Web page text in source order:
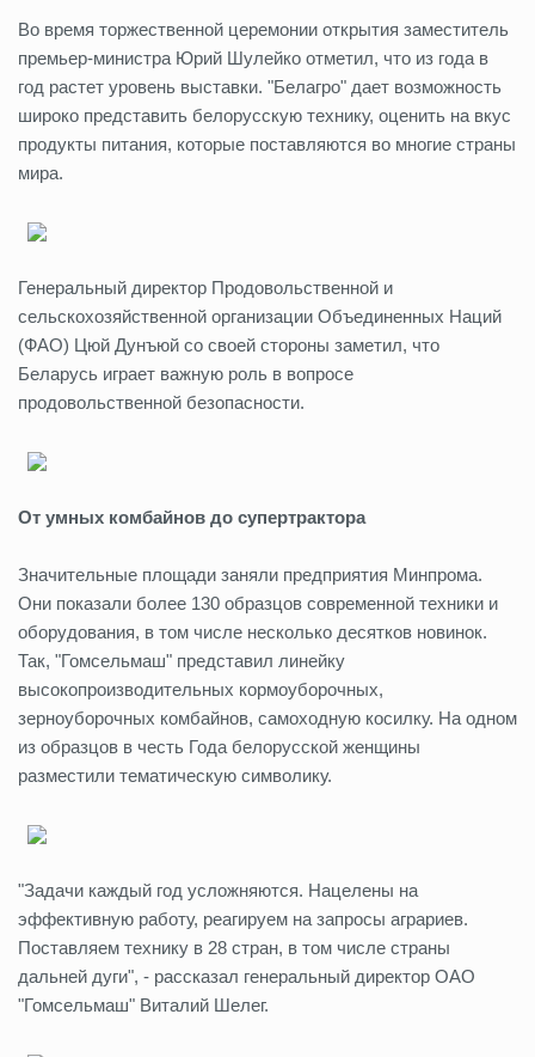
Во время торжественной церемонии открытия заместитель
премьер-министра Юрий Шулейко отметил, что из года в
год растет уровень выставки. "Белагро" дает возможность
широко представить белорусскую технику, оценить на вкус
продукты питания, которые поставляются во многие страны
мира.
Генеральный директор Продовольственной и
сельскохозяйственной организации Объединенных Наций
(ФАО) Цюй Дунъюй со своей стороны заметил, что
Беларусь играет важную роль в вопросе
продовольственной безопасности.
От умных комбайнов до супертрактора
Значительные площади заняли предприятия Минпрома.
Они показали более 130 образцов современной техники и
оборудования, в том числе несколько десятков новинок.
Так, "Гомсельмаш" представил линейку
высокопроизводительных кормоуборочных,
зерноуборочных комбайнов, самоходную косилку. На одном
из образцов в честь Года белорусской женщины
разместили тематическую символику.
"Задачи каждый год усложняются. Нацелены на
эффективную работу, реагируем на запросы аграриев.
Поставляем технику в 28 стран, в том числе страны
дальней дуги", - рассказал генеральный директор ОАО
"Гомсельмаш" Виталий Шелег.